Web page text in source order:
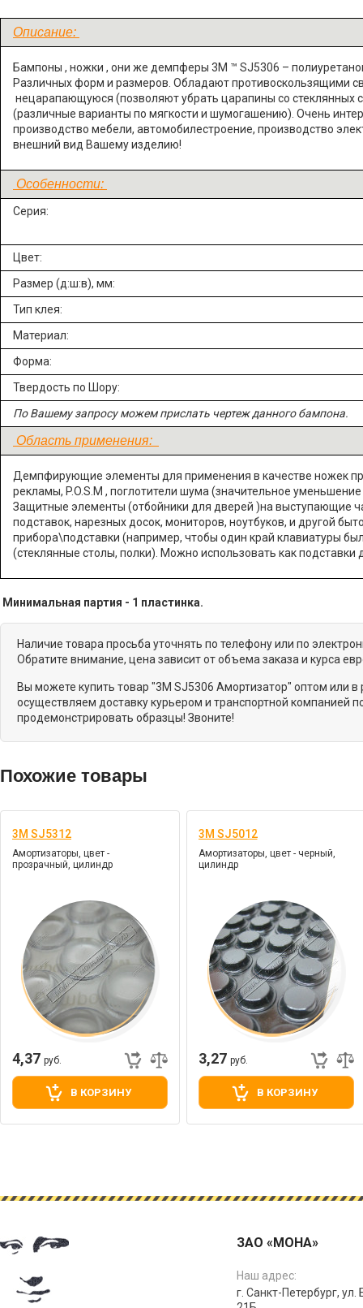
Описание:
Бампоны , ножки , они же демпферы 3M ™ SJ5306 –
Различных форм и размеров. Обладают противоскользящими
нецарапающуюся (позволяют убрать царапины со стеклянных
(различные варианты по мягкости и шумогашению). Очень
производство мебели, автомобилестроение, производство
внешний вид Вашему изделию!
Особенности:
Серия:
Цвет:
Размер (д:ш:в), мм:
Тип клея:
Материал:
Форма:
Твердость по Шору:
По Вашему запросу можем прислать чертеж данного бампона.
Область применения:
Демпфирующие элементы для применения в качестве ножек
рекламы, P.O.S.M , поглотители шума (значительное
Защитные элементы (отбойники для дверей )на выступающие
подставок, нарезных досок, мониторов, ноутбуков, и другой
прибора\подставки (например, чтобы один край клавиатуры
(стеклянные столы, полки). Можно использовать как
Минимальная партия - 1 пластинка.
Наличие товара просьба уточнять по телефону или по
Обратите внимание, цена зависит от объема заказа и курса
Вы можете купить товар "3M SJ5306 Амортизатор" оптом или
осуществляем доставку курьером и транспортной компанией
продемонстрировать образцы! Звоните!
Похожие товары
3M SJ5312
Амортизаторы, цвет -
прозрачный, цилиндр
4,37 руб.
В КОРЗИНУ
3M SJ5012
Амортизаторы, цвет - черный,
цилиндр
3,27 руб.
В КОРЗИНУ
ЗАО «МОНА»
Наш адрес:
г. Санкт-Петербург,